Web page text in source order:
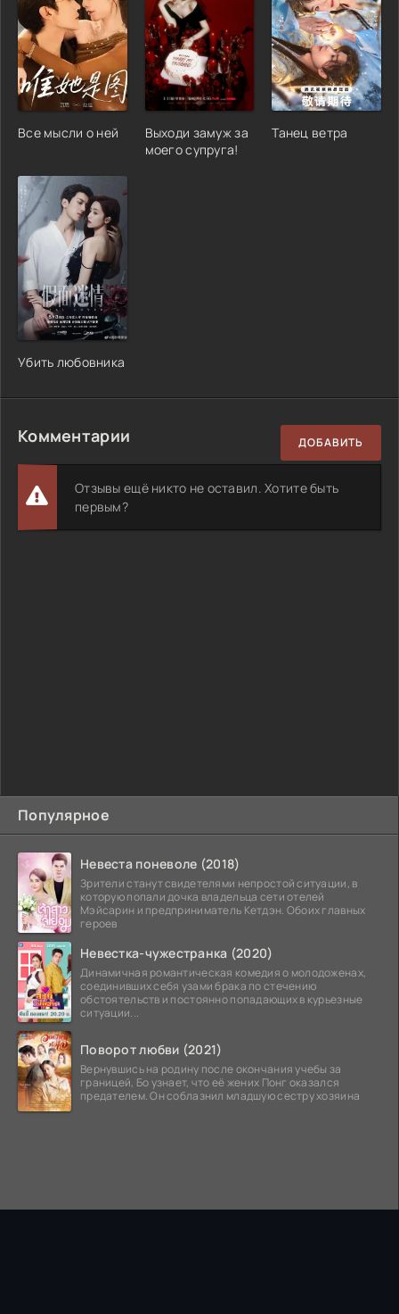
Популярное
Невеста поневоле (2018)
Зрители станут свидетелями непростой ситуации, в
которую попали дочка владельца сети отелей
Мэйсарин и предприниматель Кетдэн. Обоих главных
героев
Невестка-чужестранка (2020)
Динамичная романтическая комедия о молодоженах,
соединивших себя узами брака по стечению
обстоятельств и постоянно попадающих в курьезные
ситуации...
Поворот любви (2021)
Вернувшись на родину после окончания учебы за
границей, Бо узнает, что её жених Понг оказался
предателем. Он соблазнил младшую сестру хозяина
Все мысли о ней
Выходи замуж за
моего супруга!
Танец ветра
Убить любовника
Комментарии ДОБАВИТЬ
Отзывы ещё никто не оставил. Хотите быть
первым?